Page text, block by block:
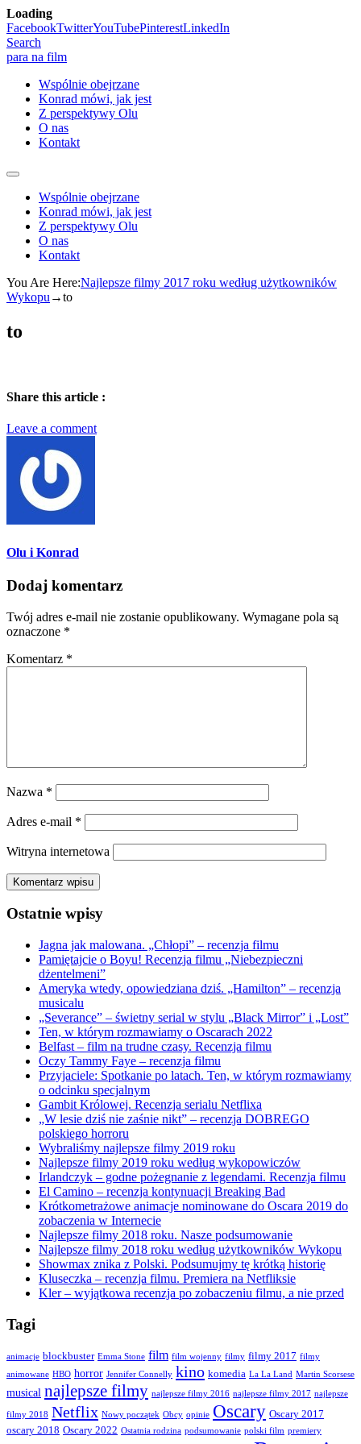
Loading
Skip
to
content
FacebookTwitterYouTubePinterestLinkedIn
Search
para na film
Wspólnie obejrzane
Konrad mówi, jak jest
Z perspektywy Olu
O nas
Kontakt
Wspólnie obejrzane
Konrad mówi, jak jest
Z perspektywy Olu
O nas
Kontakt
You Are Here:Najlepsze filmy 2017 roku według użytkowników
Wykopu →to
to
Share this article :
Leave a comment
Olu i Konrad
Dodaj komentarz
Twój adres e-mail nie zostanie opublikowany. Wymagane pola są
oznaczone *
Komentarz *
Nazwa *
Adres e-mail *
Witryna internetowa
Ostatnie wpisy
Jagna jak malowana. „Chłopi” – recenzja filmu
Pamiętajcie o Boyu! Recenzja filmu „Niebezpieczni
dżentelmeni”
Ameryka wtedy, opowiedziana dziś. „Hamilton” – recenzja
musicalu
„Severance” – świetny serial w stylu „Black Mirror” i „Lost”
Ten, w którym rozmawiamy o Oscarach 2022
Belfast – film na trudne czasy. Recenzja filmu
Oczy Tammy Faye – recenzja filmu
Przyjaciele: Spotkanie po latach. Ten, w którym rozmawiamy
o odcinku specjalnym
Gambit Królowej. Recenzja serialu Netflixa
„W lesie dziś nie zaśnie nikt” – recenzja DOBREGO
polskiego horroru
Wybraliśmy najlepsze filmy 2019 roku
Najlepsze filmy 2019 roku według wykopowiczów
Irlandczyk – godne pożegnanie z legendami. Recenzja filmu
El Camino – recenzja kontynuacji Breaking Bad
Krótkometrażowe animacje nominowane do Oscara 2019 do
zobaczenia w Internecie
Najlepsze filmy 2018 roku. Nasze podsumowanie
Najlepsze filmy 2018 roku według użytkowników Wykopu
Showmax znika z Polski. Podsumujmy tę krótką historię
Kluseczka – recenzja filmu. Premiera na Netfliksie
Kler – wyjątkowa recenzja po zobaczeniu filmu, a nie przed
Tagi
animacje blockbuster Emma Stone film film wojenny filmy filmy 2017 filmy
animowane HBO horror Jennifer Connelly kino komedia La La Land Martin Scorsese
musical najlepsze filmy najlepsze filmy 2016 najlepsze filmy 2017 najlepsze
filmy 2018 Netflix Nowy początek Obcy opinie Oscary Oscary 2017
oscary 2018 Oscary 2022 Ostatnia rodzina podsumowanie polski film premiery